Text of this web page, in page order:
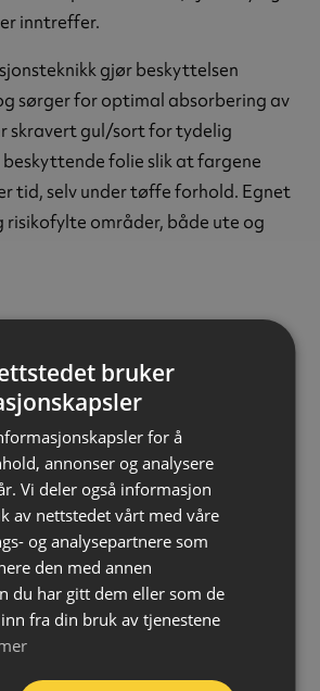
inntreffer.
gjør beskyttelsen
sørger for optimal absorbering av
skravert gul/sort for tydelig
beskyttende folie slik at fargene
tid, selv under tøffe forhold. Egnet
områder, både ute og
fra -40 °C til +100 °C
monteres på buede underlag
ønsket lengde
utendørs og innendørs
(PU)
DIN EN 13501-1 / Klasse E
bruker
for å
annonser og analysere
Vi deler også informasjon
av nettstedet vårt med våre
og analysepartnere som
den med annen
du har gitt dem eller som de
fra din bruk av tjenestene